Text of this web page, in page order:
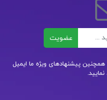
عضویت
پیشنهادهای ویژه ما ایمیل
نمایید.